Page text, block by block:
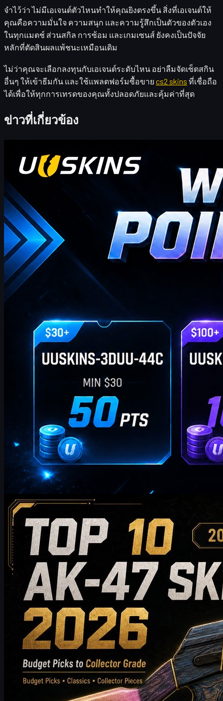
จำไว้ว่าไม่มีเอเจนต์ตัวไหนทำให้คุณยิงตรงขึ้น สิ่งที่เอเจนต์ให้
คุณคือความมั่นใจ ความสนุก และความรู้สึกเป็นตัวของตัวเอง
ในทุกแมตช์ ส่วนสกิล การซ้อม และเกมเซนส์ ยังคงเป็นปัจจัย
หลักที่ตัดสินผลแพ้ชนะเหมือนเดิม
ไม่ว่าคุณจะเลือกลงทุนกับเอเจนต์ระดับไหน อย่าลืมจัดเซ็ตสกิน
อื่นๆ ให้เข้าธีมกัน และใช้แพลตฟอร์มซื้อขาย cs2 skins ที่เชื่อถือ
ได้เพื่อให้ทุกการเทรดของคุณทั้งปลอดภัยและคุ้มค่าที่สุด
ข่าวที่เกี่ยวข้อง
Üdvözöljük, CS2-kereskedők! Iratkozz fel heti
bónuszblogunkra!
ahol megtalálod a hét legfrissebb és legátfogóbb UUSKINS
Ajándékpont kódjait. Hetente frissítjük ezt az oldalt, hogy extra
Ajándékpontokat kínáljunk. Amíg a rendelésed eléri a megfelelő
összeget, az alábbi kódokkal beválthatod a pontokat, és
kicserélheted őket kedvenc CS2 skinjeidre a boltban!
เมษายน 20, 2569
William Miller
Counter-Strike 2พฤษภาคม 20, 2569
10 สกิน AK-47 ที่น่าซื้อในปี 2026: จากตัวเลือกประหยัด
สู่คำแนะนำระดับนักสะสม
ค้นพบ 10 สกิน AK-47 ที่น่าซื้อในปี 2026 ตั้งแต่ตัวเลือกที่เป็นมิตร
กับงบประมาณไปจนถึงตัวเลือกสำหรับนักสะสมระดับสูง คู่มือนี้
เปรียบเทียบสไตล์ ระดับราคา การสึกหรอ มูลค่าตลาด และเคล็ด
ลับในการซื้อ เพื่อช่วยให้ผู้เล่น CS2 เลือกสกิน AK-47 ที่ดีที่สุด
สำหรับคลังแสงของพวกเขา
พฤษภาคม 20, 2569